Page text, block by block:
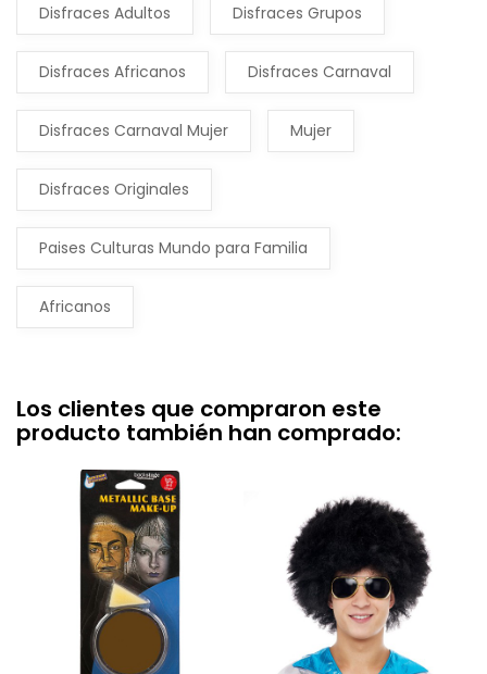
Disfraces Adultos Disfraces Grupos
Disfraces Africanos Disfraces Carnaval
Disfraces Carnaval Mujer Mujer
Disfraces Originales
Paises Culturas Mundo para Familia
Africanos
Los clientes que compraron este
producto también han comprado: